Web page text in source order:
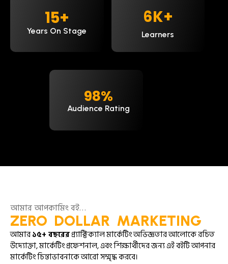
Years On Stage
15+
Learners
9K+
Audience Rating
98%
আমার আপকামিং বই…
ZERO DOLLAR MARKETING
আমার১৫+ বছরেরপ্র্যাক্টিক্যাল মার্কেটিং অভিজ্ঞতার আলোকে রচিত
উদ্যোক্তা, মার্কেটিং প্রফেশনাল, এবং শিক্ষার্থীদের জন্য এই বইটি আপনার
মার্কেটিং চিন্তাভাবনাকে আরো সম্মৃদ্ধ করবে।